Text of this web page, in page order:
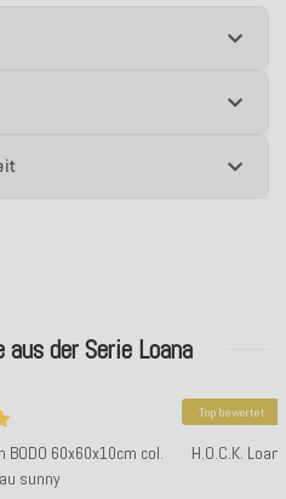
der Serie Loana
BODO 60x60x10cm col.
sunny
Top bewertet
H.O.C.K.